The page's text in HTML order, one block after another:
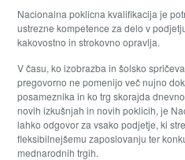
Nacionalna poklicna kvalifikacija je
ustrezne kompetence za delo v
kakovostno in strokovno opravlja.
V času, ko izobrazba in šolsko
pregovorno ne pomenijo več nujno
posameznika in ko trg skorajda
novih izkušnjah in novih poklicih, je
lahko odgovor za vsako podjetje, ki
fleksibilnejšemu zaposlovanju ter
mednarodnih trgih.